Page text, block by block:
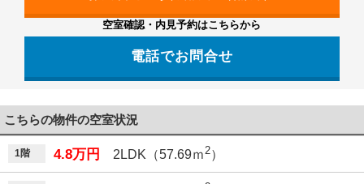
空室確認・内見予約はこちらから
電話でお問合せ
こちらの物件の空室状況
1階 4.8万円 2LDK（57.69ｍ2）